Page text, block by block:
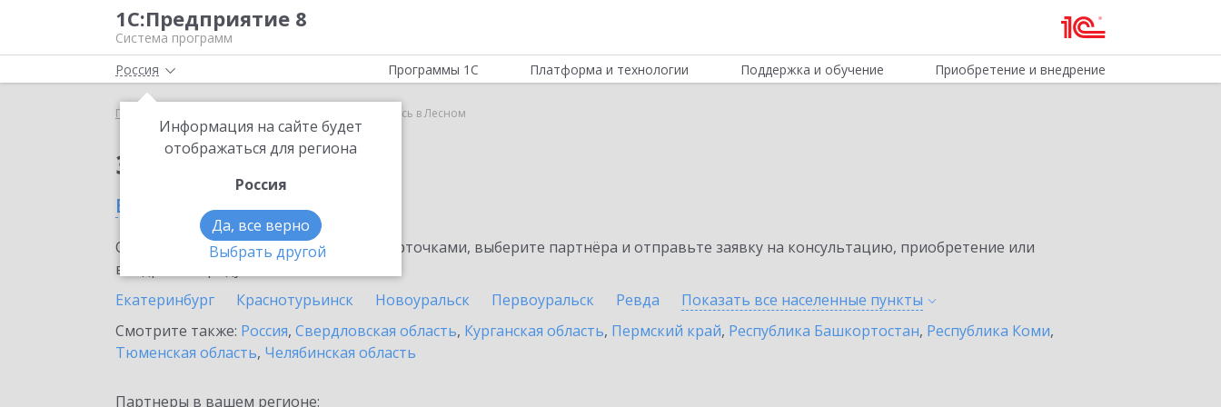
1С:Предприятие 8
Система программ
Россия
Информация на сайте будет
отображаться для региона
Россия
Да, все верно
Выбрать другой
Программы 1С Платформа и технологии Поддержка и обучение Приобретение и внедрение
Главная 1С:Подпись в Лесном
Заказать 1С:Подпись
в Лесном
Ознакомьтесь с информационными карточками, выберите партнёра и отправьте заявку на консультацию, приобретение или
внедрение продукта.
Екатеринбург
Краснотурьинск Новоуральск Первоуральск Ревда Показать все населенные пункты
Смотрите также: Россия, Свердловская область, Курганская область, Пермский край, Республика Башкортостан, Республика Коми,
Тюменская область, Челябинская область
Партнеры в вашем регионе: